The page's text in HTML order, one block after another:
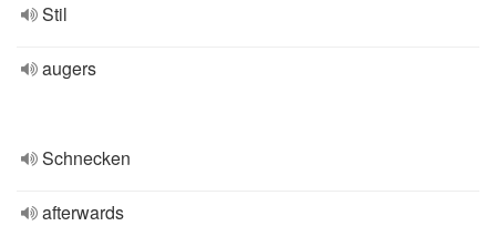
Stil
augers
Schnecken
afterwards